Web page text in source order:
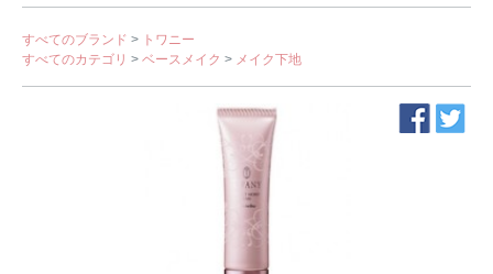
すべてのブランド > トワニー
すべてのカテゴリ > ベースメイク > メイク下地